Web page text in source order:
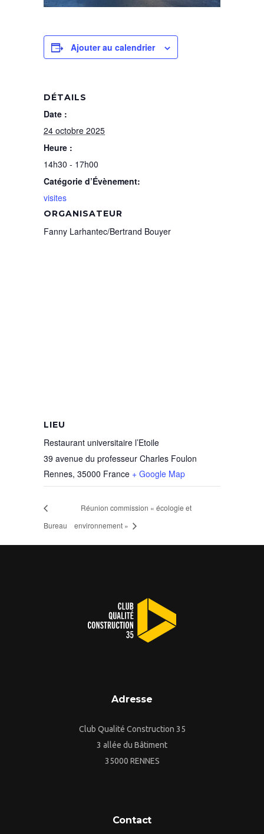
Ajouter au calendrier
DÉTAILS
Date :
24 octobre 2025
Heure :
14h30 - 17h00
Catégorie d’Évènement:
visites
ORGANISATEUR
Fanny Larhantec/Bertrand Bouyer
LIEU
Restaurant universitaire l’Etoile
39 avenue du professeur Charles Foulon
Rennes, 35000 France + Google Map
Bureau
Réunion commission « écologie et
environnement »
Adresse
Club Qualité Construction 35
3 allée du Bâtiment
35000 RENNES
Contact